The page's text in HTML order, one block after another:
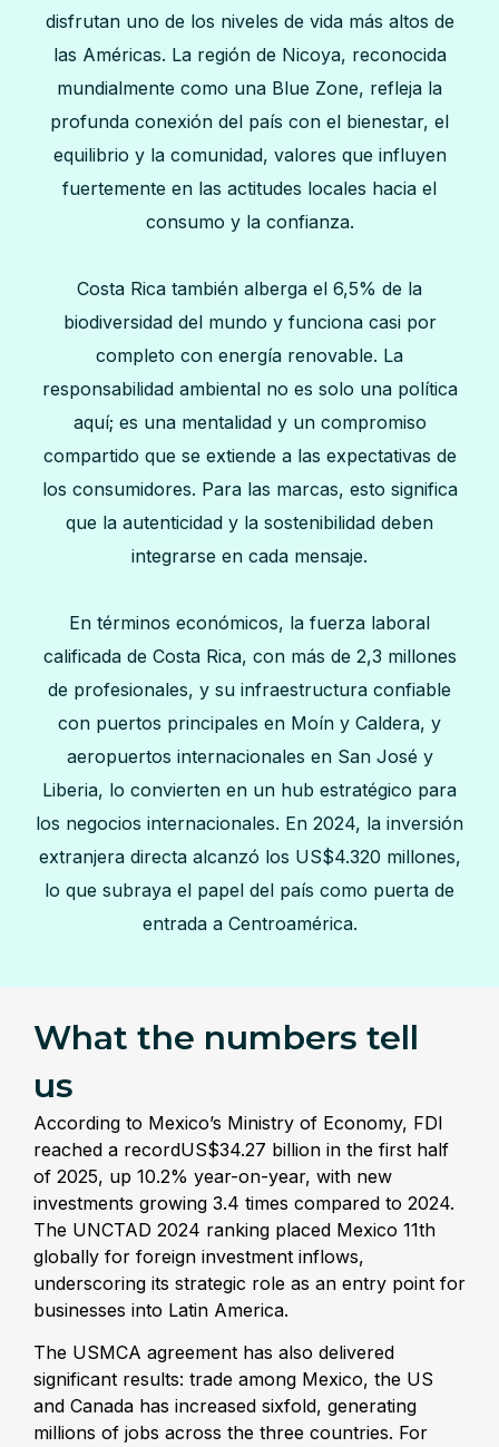
disfrutan uno de los niveles de vida más altos de
las Américas. La región de Nicoya, reconocida
mundialmente como una Blue Zone, refleja la
profunda conexión del país con el bienestar, el
equilibrio y la comunidad, valores que influyen
fuertemente en las actitudes locales hacia el
consumo y la confianza.
Costa Rica también alberga el 6,5% de la
biodiversidad del mundo y funciona casi por
completo con energía renovable. La
responsabilidad ambiental no es solo una política
aquí; es una mentalidad y un compromiso
compartido que se extiende a las expectativas de
los consumidores. Para las marcas, esto significa
que la autenticidad y la sostenibilidad deben
integrarse en cada mensaje.
En términos económicos, la fuerza laboral
calificada de Costa Rica, con más de 2,3 millones
de profesionales, y su infraestructura confiable
con puertos principales en Moín y Caldera, y
aeropuertos internacionales en San José y
Liberia, lo convierten en un hub estratégico para
los negocios internacionales. En 2024, la inversión
extranjera directa alcanzó los US$4.320 millones,
lo que subraya el papel del país como puerta de
entrada a Centroamérica.
What the numbers tell
us
According to Mexico’s Ministry of Economy, FDI
reached a recordUS$34.27 billion in the first half
of 2025, up 10.2% year-on-year, with new
investments growing 3.4 times compared to 2024.
The UNCTAD 2024 ranking placed Mexico 11th
globally for foreign investment inflows,
underscoring its strategic role as an entry point for
businesses into Latin America.
The USMCA agreement has also delivered
significant results: trade among Mexico, the US
and Canada has increased sixfold, generating
millions of jobs across the three countries. For